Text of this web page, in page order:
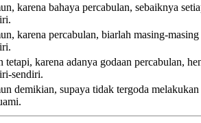
karena bahaya percabulan, sebaiknya
karena percabulan, biarlah masing-
tetapi, karena adanya godaan percabulan,
sendiri.
demikian, supaya tidak tergoda